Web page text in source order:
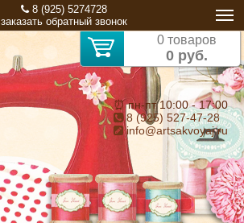
8 (925) 5274728
заказать обратный звонок
0 товаров
0 руб.
⏰ пн-пт 10:00 - 17:00
8 (925) 527-47-28
info@artsakvoyaj.ru